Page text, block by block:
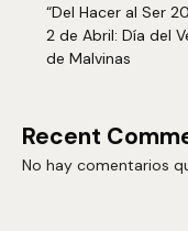
“Del Hacer al Ser
2 de Abril: Día del
de Malvinas
Recent
No hay comentarios